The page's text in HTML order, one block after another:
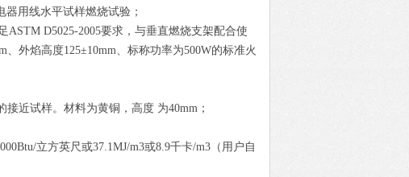
用线水平试样燃烧试验；
ASTM D5025-2005要求，与垂直燃烧支架配合使
外焰高度125±10mm、标称功率为500W的标准火
近试样。材料为黄铜，高度 为40mm；
立方英尺或37.1MJ/m3或8.9千卡/m3（用户自